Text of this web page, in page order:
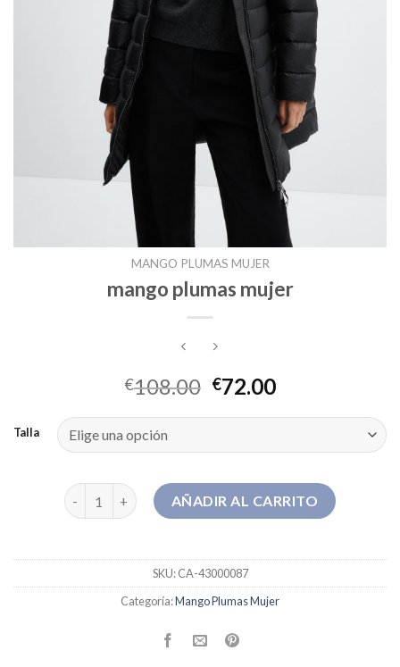
MANGO PLUMAS MUJER
mango plumas mujer
€108.00 €72.00
Talla
mango plumas mujer cantidadAÑADIR AL CARRITO
SKU:CA-43000087
Categoría:Mango Plumas Mujer